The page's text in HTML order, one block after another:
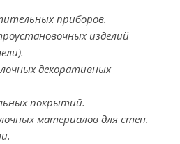
приборов.
изделий
декоративных
покрытий.
материалов для стен.